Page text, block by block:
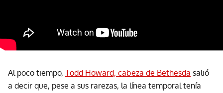
Al poco tiempo, Todd Howard, cabeza de Bethesda salió
a decir que, pese a sus rarezas, la línea temporal tenía